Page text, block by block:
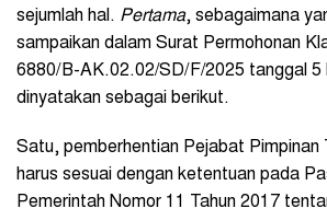
sejumlah hal. Pertama, sebagaimana
sampaikan dalam Surat Permohonan
6880/B-AK.02.02/SD/F/2025 tanggal 5
dinyatakan sebagai berikut.
Satu, pemberhentian Pejabat Pimpinan
harus sesuai dengan ketentuan pada
Pemerintah Nomor 11 Tahun 2017